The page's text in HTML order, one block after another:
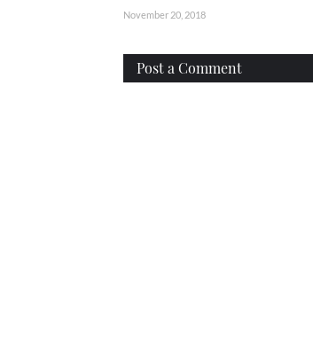
November 20, 2018
Post a Comment